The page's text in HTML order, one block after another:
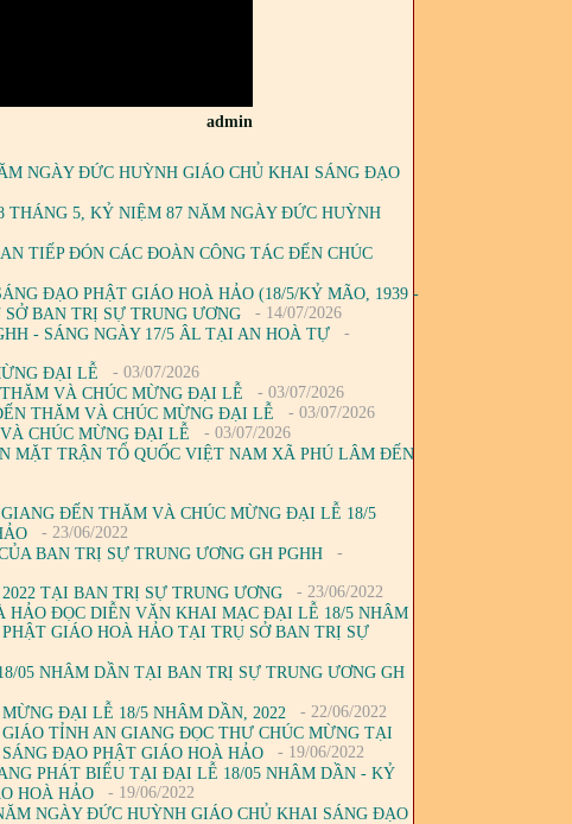
admin
NGÀY ĐỨC HUỲNH GIÁO CHỦ KHAI SÁNG ĐẠO
THÁNG 5, KỶ NIỆM 87 NĂM NGÀY ĐỨC HUỲNH
TIẾP ĐÓN CÁC ĐOÀN CÔNG TÁC ĐẾN CHÚC
ĐẠO PHẬT GIÁO HOÀ HẢO (18/5/KỶ MÃO, 1939 -
BAN TRỊ SỰ TRUNG ƯƠNG
- 14/07/2026
- SÁNG NGÀY 17/5 ÂL TẠI AN HOÀ TỰ
-
ĐẠI LỄ
- 03/07/2026
VÀ CHÚC MỪNG ĐẠI LỄ
- 03/07/2026
THĂM VÀ CHÚC MỪNG ĐẠI LỄ
- 03/07/2026
CHÚC MỪNG ĐẠI LỄ
- 03/07/2026
MẶT TRẬN TỔ QUỐC VIỆT NAM XÃ PHÚ LÂM ĐẾN
ĐẾN THĂM VÀ CHÚC MỪNG ĐẠI LỄ 18/5
- 23/06/2022
BAN TRỊ SỰ TRUNG ƯƠNG GH PGHH
-
TẠI BAN TRỊ SỰ TRUNG ƯƠNG
- 23/06/2022
HẢO ĐỌC DIỄN VĂN KHAI MẠC ĐẠI LỄ 18/5 NHÂM
GIÁO HOÀ HẢO TẠI TRỤ SỞ BAN TRỊ SỰ
05 NHÂM DẦN TẠI BAN TRỊ SỰ TRUNG ƯƠNG GH
ĐẠI LỄ 18/5 NHÂM DẦN, 2022
- 22/06/2022
TỈNH AN GIANG ĐỌC THƯ CHÚC MỪNG TẠI
ĐẠO PHẬT GIÁO HOÀ HẢO
- 19/06/2022
PHÁT BIỂU TẠI ĐẠI LỄ 18/05 NHÂM DẦN - KỶ
HOÀ HẢO
- 19/06/2022
NGÀY ĐỨC HUỲNH GIÁO CHỦ KHAI SÁNG ĐẠO